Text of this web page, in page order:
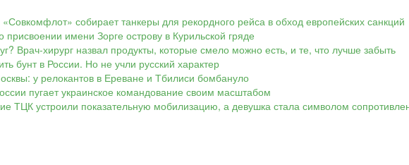
собирает танкеры для рекордного рейса в обход европейских санкций
имени Зорге острову в Курильской гряде
Врач-хирург назвал продукты, которые смело можно есть, и те, что лучше забыть
бунт в России. Но не учли русский характер
у релокантов в Ереване и Тбилиси бомбануло
пугает украинское командование своим масштабом
ТЦК устроили показательную мобилизацию, а девушка стала символом